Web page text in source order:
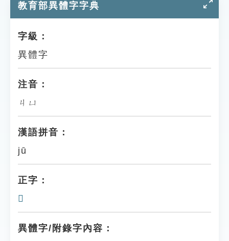
貓頭鷹博士
教育部異體字字典
字級：
異體字
注音：
ㄐㄩ
漢語拼音：
jū
正字：
𥇛
異體字/附錄字內容：